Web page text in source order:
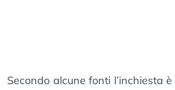
Secondo alcune fonti l’inchiesta